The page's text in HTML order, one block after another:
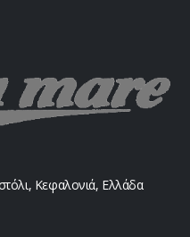
Κεφαλονιά, Ελλάδα